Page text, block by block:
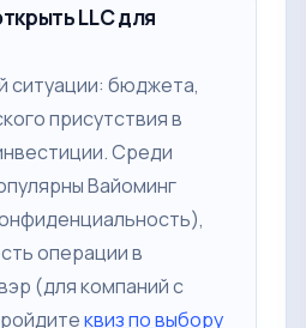
LLC для
ситуации: бюджета,
присутствия в
Среди
Вайоминг
операции в
(для компаний с
квиз по выбору